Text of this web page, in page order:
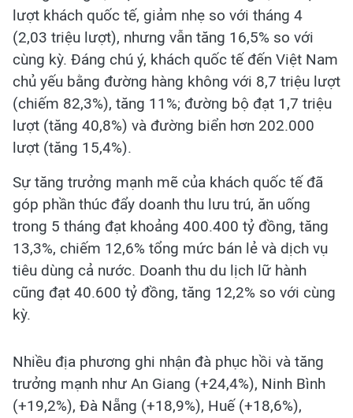
lượt khách quốc tế, giảm nhẹ so với tháng 4
(2,03 triệu lượt), nhưng vẫn tăng 16,5% so với
cùng kỳ. Đáng chú ý, khách quốc tế đến Việt Nam
chủ yếu bằng đường hàng không với 8,7 triệu lượt
(chiếm 82,3%), tăng 11%; đường bộ đạt 1,7 triệu
lượt (tăng 40,8%) và đường biển hơn 202.000
lượt (tăng 15,4%).
Sự tăng trưởng mạnh mẽ của khách quốc tế đã
góp phần thúc đẩy doanh thu lưu trú, ăn uống
trong 5 tháng đạt khoảng 400.400 tỷ đồng, tăng
13,3%, chiếm 12,6% tổng mức bán lẻ và dịch vụ
tiêu dùng cả nước. Doanh thu du lịch lữ hành
cũng đạt 40.600 tỷ đồng, tăng 12,2% so với cùng
kỳ.
Nhiều địa phương ghi nhận đà phục hồi và tăng
trưởng mạnh như An Giang (+24,4%), Ninh Bình
(+19,2%), Đà Nẵng (+18,9%), Huế (+18,6%),